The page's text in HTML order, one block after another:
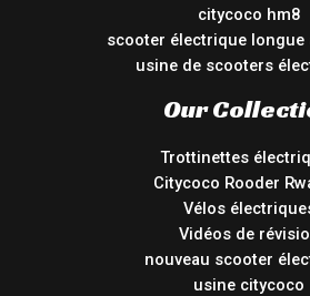
citycoco hm8
scooter électrique longue
usine de scooters
Our
Trottinettes
Citycoco Rooder
Vélos
Vidéos de
nouveau scooter
usine citycoco